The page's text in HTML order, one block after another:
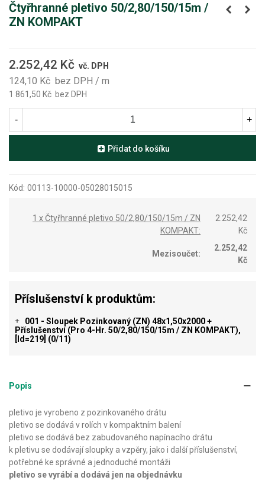
Čtyřhranné pletivo 50/2,80/150/15m /
ZN KOMPAKT
2.252,42 Kč vč. DPH
124,10 Kč bez DPH / m
1 861,50 Kč bez DPH
- +
Přidat do košíku
Kód: 00113-10000-05028015015
1 x Čtyřhranné pletivo 50/2,80/150/15m / ZN
KOMPAKT:
2.252,42
Kč
Mezisoučet:
2.252,42
Kč
Příslušenství k produktům:
+
001 - Sloupek Pozinkovaný (ZN) 48x1,50x2000 +
Příslušenství (pro 4-Hr. 50/2,80/150/15m / ZN KOMPAKT),
[id=219] (0/11)
Popis
pletivo je vyrobeno z pozinkovaného drátu
pletivo se dodává v rolích v kompaktním balení
pletivo se dodává bez zabudovaného napínacího drátu
k pletivu se dodávají sloupky a vzpěry, jako i další příslušenství,
potřebné ke správné a jednoduché montáži
pletivo se vyrábí a dodává jen na objednávku